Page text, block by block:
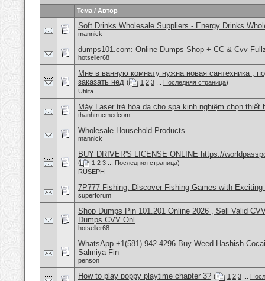
Тема / Автор
Soft Drinks Wholesale Suppliers - Energy Drinks
mannick
dumps101.com: Online Dumps Shop + CC & Cvv
hotseller68
Мне в ванную комнату нужна новая сантехника ,
заказать нед ( 1 2 3 Последняя страница)
Utilita
Máy Laser trẻ hóa da cho spa kinh nghiệm chọn thiết
thanhtrucmedcom
Wholesale Household Products
mannick
BUY DRIVER'S LICENSE ONLINE https://
( 1 2 3 Последняя страница)
RUSEPH
7P777 Fishing: Discover Fishing Games with
superforum
Shop Dumps Pin 101.201 Online 2026 , Sell Valid
Dumps CVV Onl
hotseller68
WhatsApp +1(581) 942-4296 Buy Weed Hashish
Salmiya Fin
penson
How to play poppy playtime chapter 3? ( 1 2 3